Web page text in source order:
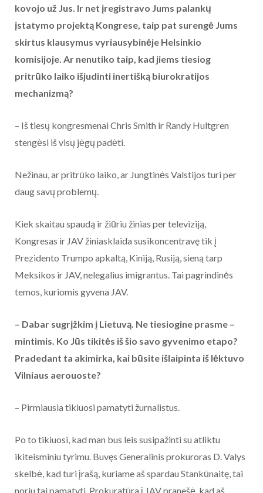
kovojo už Jus. Ir net įregistravo Jums palankų
įstatymo projektą Kongrese, taip pat surengė Jums
skirtus klausymus vyriausybinėje Helsinkio
komisijoje. Ar nenutiko taip, kad jiems tiesiog
pritrūko laiko išjudinti inertišką biurokratijos
mechanizmą?
– Iš tiesų kongresmenai Chris Smith ir Randy Hultgren
stengėsi iš visų jėgų padėti.
Nežinau, ar pritrūko laiko, ar Jungtinės Valstijos turi per
daug savų problemų.
Kiek skaitau spaudą ir žiūriu žinias per televiziją,
Kongresas ir JAV žiniasklaida susikoncentravę tik į
Prezidento Trumpo apkaltą, Kiniją, Rusiją, sieną tarp
Meksikos ir JAV, nelegalius imigrantus. Tai pagrindinės
temos, kuriomis gyvena JAV.
– Dabar sugrįžkim į Lietuvą. Ne tiesiogine prasme –
mintimis. Ko Jūs tikitės iš šio savo gyvenimo etapo?
Pradedant ta akimirka, kai būsite išlaipinta iš lėktuvo
Vilniaus aerouoste?
– Pirmiausia tikiuosi pamatyti žurnalistus.
Po to tikiuosi, kad man bus leis susipažinti su atliktu
ikiteisminiu tyrimu. Buvęs Generalinis prokuroras D. Valys
skelbė, kad turi įrašą, kuriame aš spardau Stankūnaitę, tai
noriu tai pamatyti. Prokuratūra į JAV pranešė, kad aš